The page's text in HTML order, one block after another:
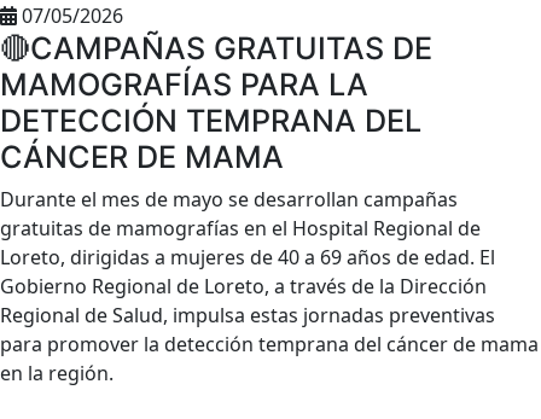
07/05/2026
🔴CAMPAÑAS GRATUITAS DE
MAMOGRAFÍAS PARA LA
DETECCIÓN TEMPRANA DEL
CÁNCER DE MAMA
Durante el mes de mayo se desarrollan campañas
gratuitas de mamografías en el Hospital Regional de
Loreto, dirigidas a mujeres de 40 a 69 años de edad. El
Gobierno Regional de Loreto, a través de la Dirección
Regional de Salud, impulsa estas jornadas preventivas
para promover la detección temprana del cáncer de mama
en la región.